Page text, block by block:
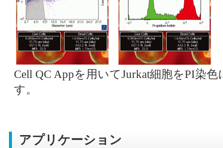
Cell QC Appを用いてJurkat細胞をPI染
す。
アプリケーション